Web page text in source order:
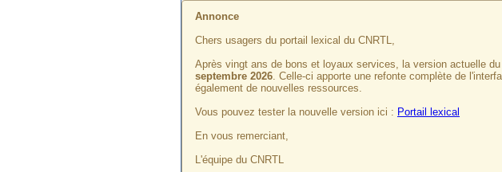
Annonce
Chers usagers du portail lexical du CNRTL,
Après vingt ans de bons et loyaux services, la version actuelle
septembre 2026. Celle-ci apporte une refonte complète de
également de nouvelles ressources.
Vous pouvez tester la nouvelle version ici : Portail lexical
En vous remerciant,
L'équipe du CNRTL